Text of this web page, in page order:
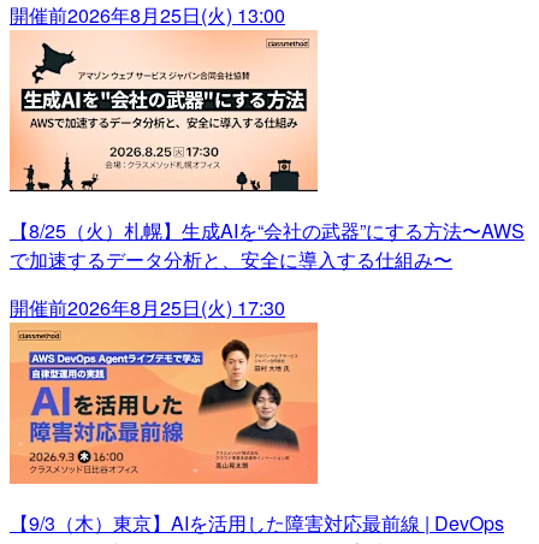
開催前2026年8月25日(火) 13:00
【8/25（火）札幌】生成AIを“会社の武器”にする方法〜AWS
で加速するデータ分析と、安全に導入する仕組み〜
開催前2026年8月25日(火) 17:30
【9/3（木）東京】AIを活用した障害対応最前線 | DevOps